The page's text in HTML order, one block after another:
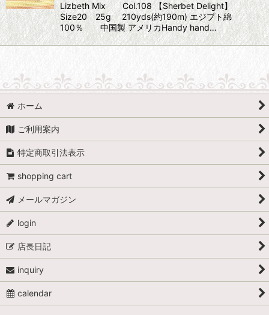
Lizbeth Mix Col.108 【Sherbet Delight】
Size20 25g 210yds(約190m) エジプト綿
100％ 中国製 アメリカHandy hand…
ホーム
ご利用案内
特定商取引法表示
shopping cart
メールマガジン
login
店長日記
inquiry
calendar